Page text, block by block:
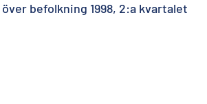
befolkning 1998, 2:a kvartalet